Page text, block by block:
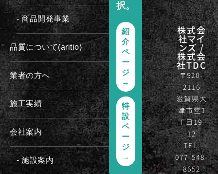
株式会
社マイ
ンズ /
株式会
社TDC
〒520-
2116
滋賀県大
津市堂1
丁目19-
12
TEL:
077-548-
8652
択。
紹
介
ペ
ー
ジ
→
特
設
ペ
ー
ジ
→
- 商品開発事業
品質について(aritio)
業者の方へ
施工実績
会社案内
- 施設案内